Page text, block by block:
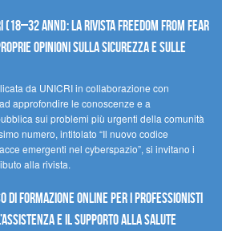
anni): la Rivista Freedom From Fear
opinioni sulla sicurezza e sulle
da UNICRI in collaborazione con
approfondire le conoscenze e a
sui problemi più urgenti della comunità
numero, intitolato “Il nuovo codice
emergenti nel cyberspazio”, si invitano i
alla rivista.
di formazione online per i professionisti
e il supporto alla salute